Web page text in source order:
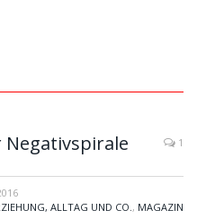
1
ALLTAG UND CO., MAGAZIN